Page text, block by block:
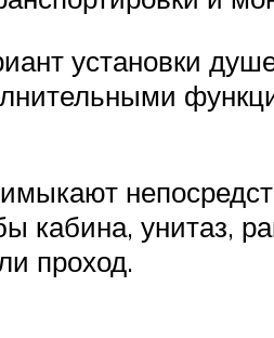
установки
кабина, унитаз,
проход.